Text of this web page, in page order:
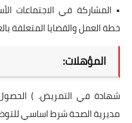
• المشاركة في الاجتماعات
خطة العمل والقضايا المتعلقة
المؤهلات:
شهادة في التمريض. )
مديرية الصحة شرط اساسي